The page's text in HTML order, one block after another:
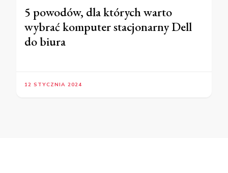
5 powodów, dla których warto
wybrać komputer stacjonarny Dell
do biura
12 STYCZNIA 2024